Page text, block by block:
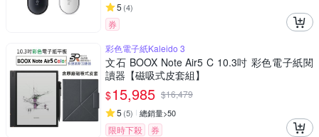
5 (4)
券
彩色電子紙Kaleido 3
文石 BOOX Note Air5 C 10.3吋 彩色電子紙閱
讀器【磁吸式皮套組】
$15,985 $16,479
5 (5) 總銷量>50
限時下殺
券